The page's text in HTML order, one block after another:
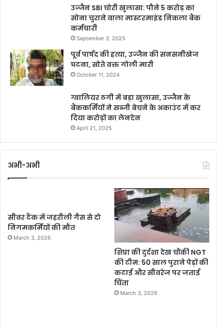
उज्जैन SBI चोरी खुलासा: पौने 5 करोड़ का
सोना चुराने वाला मास्टरमाइंड निकला बैंक
कर्मचारी
September 3, 2025
पूर्व पार्षद की हत्या, उज्जैन की सनसनीखेज
घटना, सोते वक्त गोली मारी
October 11, 2024
ग्वालियर ठगी में बड़ा खुलासा, उज्जैन के
बैंककर्मियों ने सब्जी बेचने के अकाउंट में कर
दिया करोड़ों का लेनदेन
April 21, 2025
अभी-अभी
सीवर टैंक में जहरीली गैस से दो
निगमकर्मियों की मौत
March 3, 2026
शिप्रा की दुर्दशा देख चौंकी NGT
की टीम: 50 साल पुराने पेड़ों की
कटाई और सीवरेज पर जताई
चिंता
March 3, 2026